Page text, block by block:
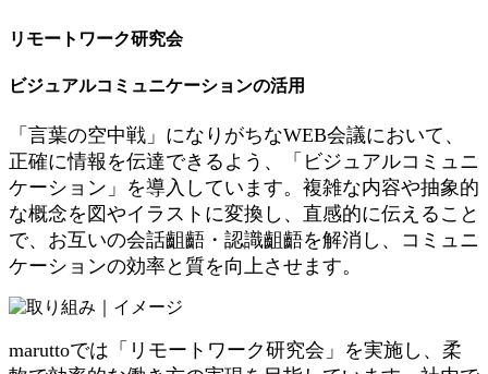
リモートワーク研究会
ビジュアルコミュニケーションの活用
「言葉の空中戦」になりがちなWEB会議において、
正確に情報を伝達できるよう、「ビジュアルコミュニ
ケーション」を導入しています。複雑な内容や抽象的
な概念を図やイラストに変換し、直感的に伝えること
で、お互いの会話齟齬・認識齟齬を解消し、コミュニ
ケーションの効率と質を向上させます。
maruttoでは「リモートワーク研究会」を実施し、柔